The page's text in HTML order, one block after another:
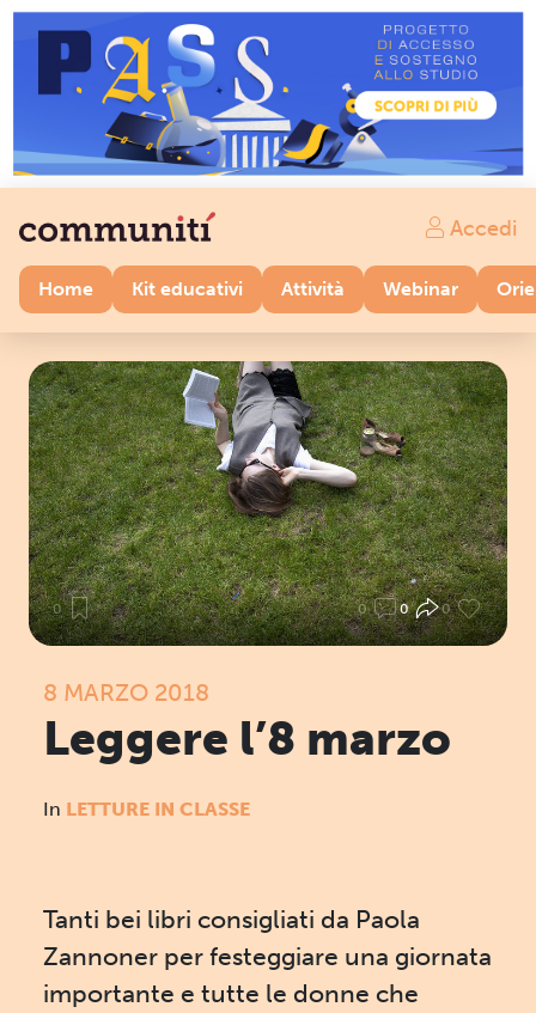
Home Kit educativi Attività Webinar
Accedi
0 0 0 0
8 MARZO 2018
Leggere l’8 marzo
In LETTURE IN CLASSE
Tanti bei libri consigliati da Paola
Zannoner per festeggiare una giornata
importante e tutte le donne che